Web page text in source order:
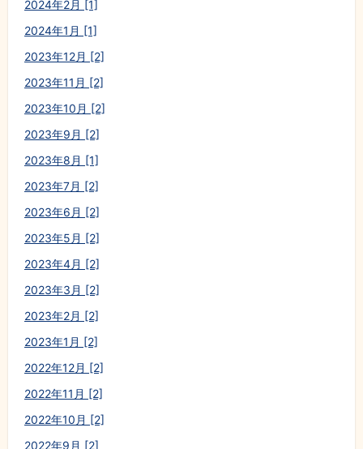
2024年2月 [1]
2024年1月 [1]
2023年12月 [2]
2023年11月 [2]
2023年10月 [2]
2023年9月 [2]
2023年8月 [1]
2023年7月 [2]
2023年6月 [2]
2023年5月 [2]
2023年4月 [2]
2023年3月 [2]
2023年2月 [2]
2023年1月 [2]
2022年12月 [2]
2022年11月 [2]
2022年10月 [2]
2022年9月 [2]